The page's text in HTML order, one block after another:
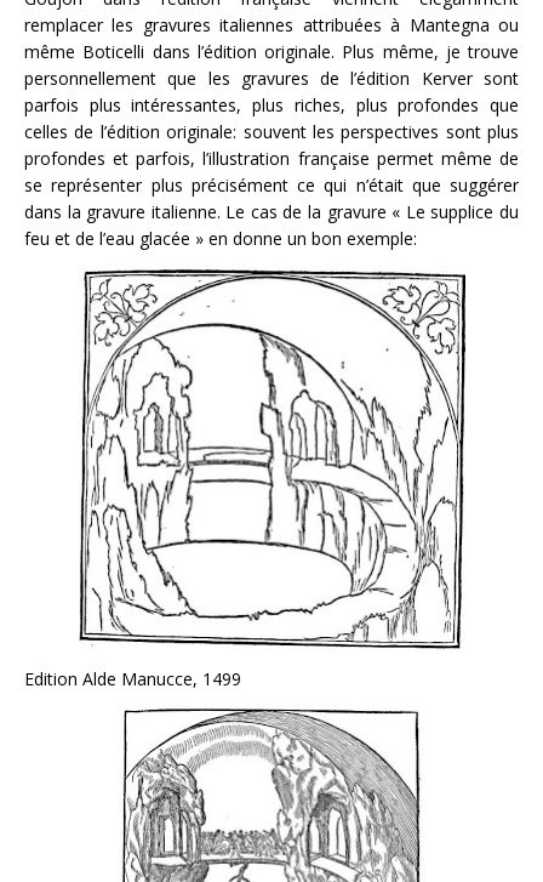
remplacer les gravures italiennes attribuées à Mantegna ou
même Boticelli dans l’édition originale. Plus même, je trouve
personnellement que les gravures de l’édition Kerver sont
parfois plus intéressantes, plus riches, plus profondes que
celles de l’édition originale: souvent les perspectives sont plus
profondes et parfois, l’illustration française permet même de
se représenter plus précisément ce qui n’était que suggérer
dans la gravure italienne. Le cas de la gravure « Le supplice du
feu et de l’eau glacée » en donne un bon exemple:
Edition Alde Manucce, 1499